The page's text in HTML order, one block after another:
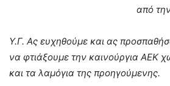
από
Υ.Γ. Ας ευχηθούμε και ας
να φτιάξουμε την καινούργια ΑΕΚ
και τα λαμόγια της προηγούμενης.